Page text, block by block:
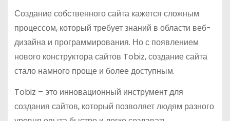
Создание собственного сайта кажется сложным
процессом, который требует знаний в области веб-
дизайна и программирования. Но с появлением
нового конструктора сайтов Tobiz, создание сайта
стало намного проще и более доступным.
Tobiz – это инновационный инструмент для
создания сайтов, который позволяет людям разного